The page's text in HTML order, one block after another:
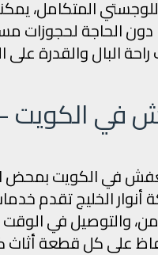
المتكامل،
الحاجة لحجوزات
البال والقدرة على
الكويت –
في الكويت بمحض
أنوار الخليج تقدم
والتوصيل في
على كل قطعة